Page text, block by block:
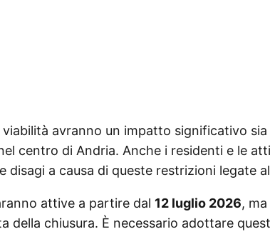
avranno un impatto significativo sia
centro di Andria. Anche i residenti e le
disagi a causa di queste restrizioni legate
attive a partire dal 12 luglio 2026,
della chiusura. È necessario adottare